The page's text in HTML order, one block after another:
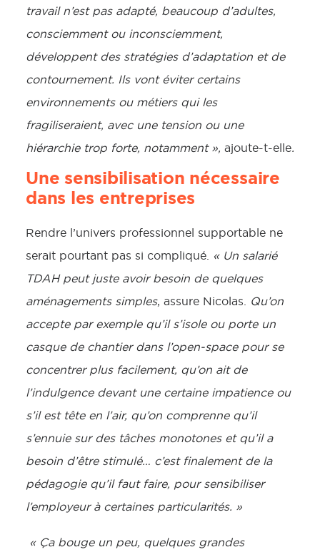
travail n’est pas adapté, beaucoup d’adultes,
consciemment ou inconsciemment,
développent des stratégies d’adaptation et de
contournement. Ils vont éviter certains
environnements ou métiers qui les
fragiliseraient, avec une tension ou une
hiérarchie trop forte, notamment », ajoute-t-elle.
Une sensibilisation nécessaire
dans les entreprises
Rendre l’univers professionnel supportable ne
serait pourtant pas si compliqué.
« Un salarié
TDAH peut juste avoir besoin de quelques
aménagements simples, assure Nicolas.
Qu’on
accepte par exemple qu’il s’isole ou porte un
casque de chantier dans l’open-space pour se
concentrer plus facilement, qu’on ait de
l’indulgence devant une certaine impatience ou
s’il est tête en l’air, qu’on comprenne qu’il
s’ennuie sur des tâches monotones et qu’il a
besoin d’être stimulé… c’est finalement de la
pédagogie qu’il faut faire, pour sensibiliser
l’employeur à certaines particularités. »
« Ça bouge un peu, quelques grandes